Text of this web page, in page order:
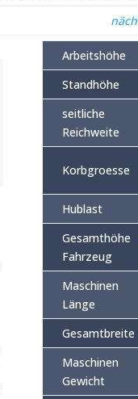
Arbeitshöhe
Standhöhe
seitliche
Reichweite
Korbgroesse
Hublast
Gesamthöhe
Fahrzeug
Maschinen
Länge
Gesamtbreite
Maschinen
Gewicht